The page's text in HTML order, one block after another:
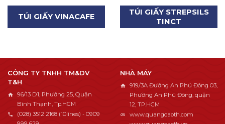
TÚI GIẤY VINACAFE
TÚI GIẤY STREPSILS
TINCT
CÔNG TY TNHH TM&DV
T&H
96/13 D1, Phường 25, Quận
Bình Thạnh, Tp.HCM
(028) 3512 2168 (10lines) - 0909
NHÀ MÁY
919/3A Đường An Phú Đông 03,
Phường An Phú Đông, quận
12, TP.HCM
www.quangcaoth.com